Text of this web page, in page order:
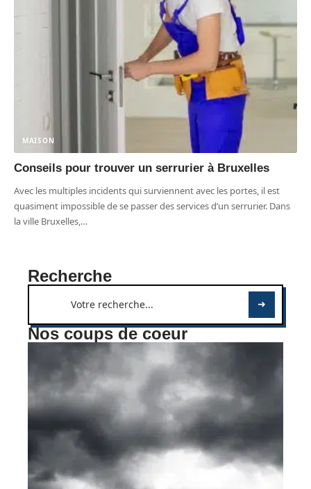
MAISON
Conseils pour trouver un serrurier à Bruxelles
Avec les multiples incidents qui surviennent avec les portes, il est
quasiment impossible de se passer des services d’un serrurier. Dans
la ville Bruxelles,…
Recherche
Nos coups de coeur